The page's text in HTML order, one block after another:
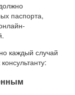
паспорта,
каждый случай